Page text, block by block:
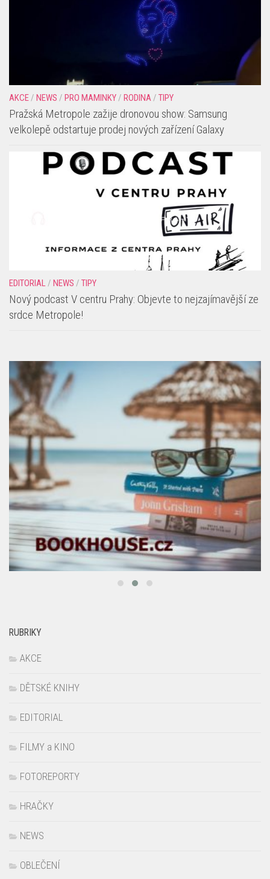
AKCE/ NEWS / PRO MAMINKY/ RODINA/ TIPY
Pražská Metropole zažije dronovou show: Samsung
velkolepě odstartuje prodej nových zařízení Galaxy
EDITORIAL/ NEWS / TIPY
Nový podcast V centru Prahy: Objevte to nejzajímavější ze
srdce Metropole!
RUBRIKY
AKCE
DĚTSKÉ KNIHY
EDITORIAL
FILMY a KINO
FOTOREPORTY
HRAČKY
NEWS
OBLEČENÍ